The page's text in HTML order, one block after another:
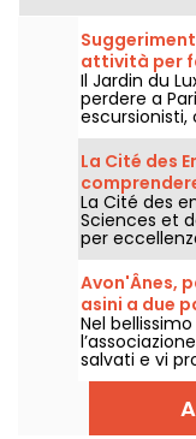
attività per
Luxembourg
Il Jardin du
perdere a
pomeriggi, è
famiglie, che
approfittare
offerte dal
La Cité des
5 ai 10 anni
La Cité des
Sciences et
per
anni, i
che li
Avon'Ânes,
asini a due
Nel
salvati e vi
insieme a